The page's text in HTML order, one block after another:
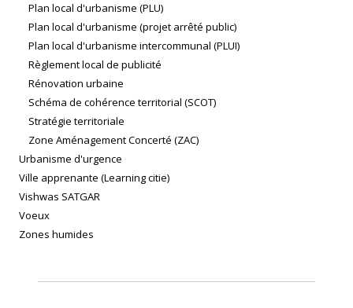
Plan local d'urbanisme (PLU)
Plan local d'urbanisme (projet arrêté public)
Plan local d'urbanisme intercommunal (PLUI)
Règlement local de publicité
Rénovation urbaine
Schéma de cohérence territorial (SCOT)
Stratégie territoriale
Zone Aménagement Concerté (ZAC)
Urbanisme d'urgence
Ville apprenante (Learning citie)
Vishwas SATGAR
Voeux
Zones humides